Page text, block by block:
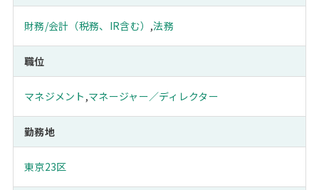
財務/会計（税務、IR含む） ,法務
職位
マネジメント ,マネージャー／ディレクター
勤務地
東京23区